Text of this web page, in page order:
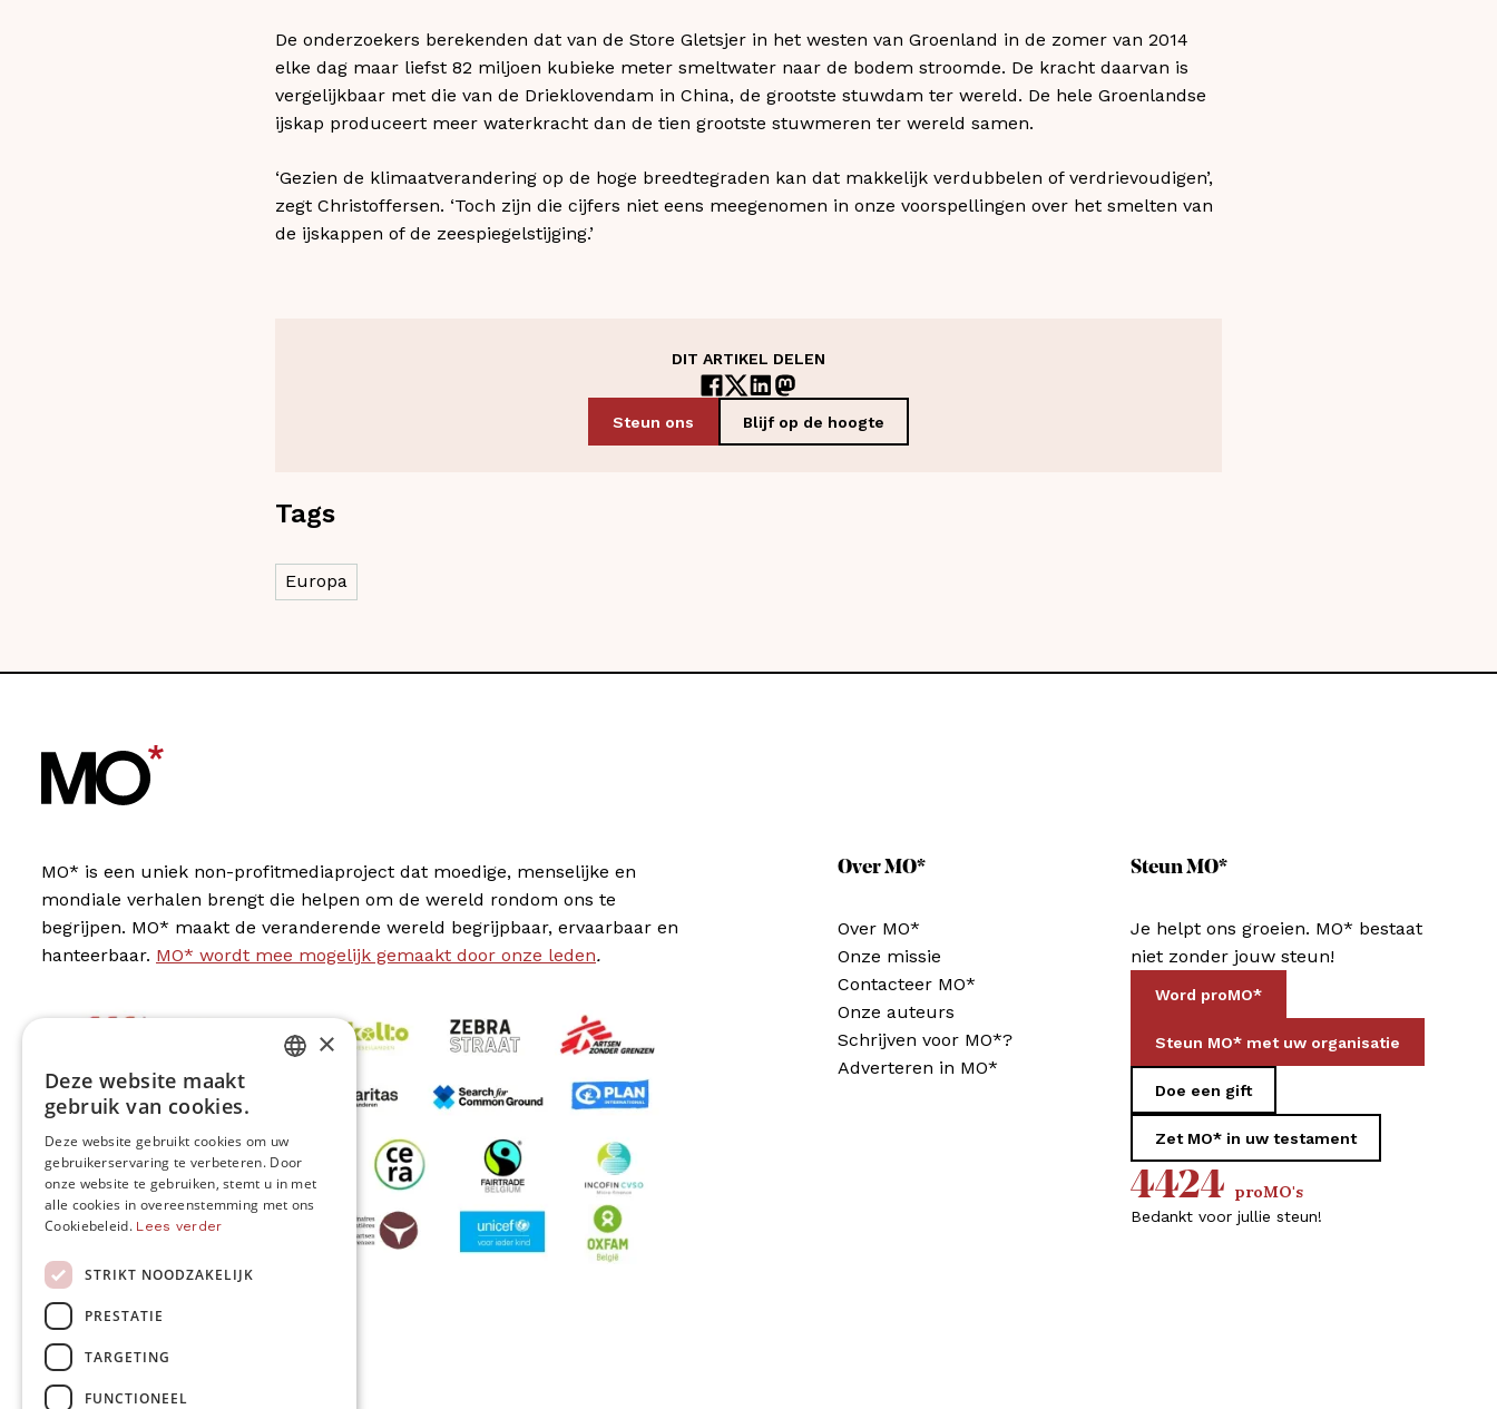
De onderzoekers berekenden dat van de Store Gletsjer in het westen van Groenland in de zomer van 2014
elke dag maar liefst 82 miljoen kubieke meter smeltwater naar de bodem stroomde. De kracht daarvan is
vergelijkbaar met die van de Drieklovendam in China, de grootste stuwdam ter wereld. De hele Groenlandse
ijskap produceert meer waterkracht dan de tien grootste stuwmeren ter wereld samen.
‘Gezien de klimaatverandering op de hoge breedtegraden kan dat makkelijk verdubbelen of verdrievoudigen’,
zegt Christoffersen. ‘Toch zijn die cijfers niet eens meegenomen in onze voorspellingen over het smelten van
de ijskappen of de zeespiegelstijging.’
DIT ARTIKEL DELEN
Steun ons Blijf op de hoogte
Tags
Europa
MO* is een uniek non-profitmediaproject dat moedige, menselijke en
mondiale verhalen brengt die helpen om de wereld rondom ons te
begrijpen. MO* maakt de veranderende wereld begrijpbaar, ervaarbaar en
hanteerbaar. MO* wordt mee mogelijk gemaakt door onze leden.
MO* wordt gesteund door
Volg ons
Over MO*
Over MO*
Onze missie
Contacteer MO*
Onze auteurs
Schrijven voor MO*?
Adverteren in MO*
Steun MO*
Je helpt ons groeien. MO* bestaat
niet zonder jouw steun!
Word proMO*
Steun MO* met uw organisatie
Doe een gift
Zet MO* in uw testament
4424 proMO's
Bedankt voor jullie steun!
ENGLISH
×
Deze website maakt
gebruik van cookies.
Deze website gebruikt cookies om uw
gebruikerservaring te verbeteren. Door
onze website te gebruiken, stemt u in met
alle cookies in overeenstemming met ons
Cookiebeleid. Lees verder
STRIKT NOODZAKELIJK
PRESTATIE
TARGETING
FUNCTIONEEL